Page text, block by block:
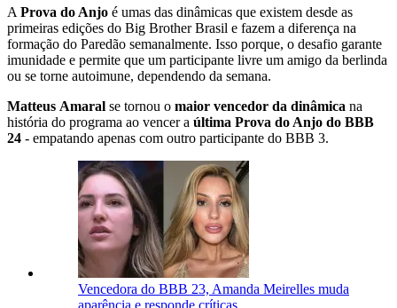
A Prova do Anjo é umas das dinâmicas que existem desde as
primeiras edições do Big Brother Brasil e fazem a diferença na
formação do Paredão semanalmente. Isso porque, o desafio garante
imunidade e permite que um participante livre um amigo da berlinda
ou se torne autoimune, dependendo da semana.
Matteus Amaral se tornou o maior vencedor da dinâmica na
história do programa ao vencer a última Prova do Anjo do BBB
24 - empatando apenas com outro participante do BBB 3.
Vencedora do BBB 23, Amanda Meirelles muda
aparência e responde críticas